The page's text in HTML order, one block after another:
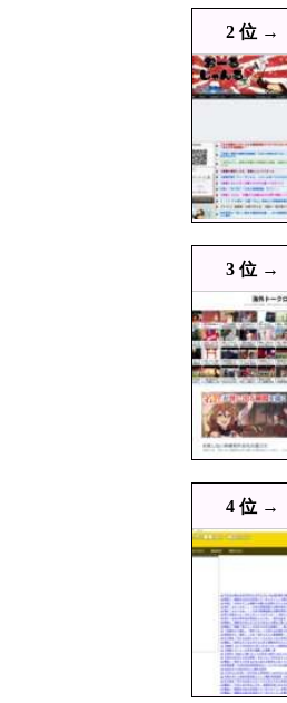
08/08 05:00
08/08 04:55
08/08 04:36
08/08 04:00
08/08 03:55
08/08 03:51
08/08 03:10
08/08 03:00
08/08 03:00
08/08 02:55
08/08 02:40
08/08 02:39
08/08 02:27
08/08 02:00
08/08 01:59
08/08 01:55
08/08 01:40
08/08 01:31
2 位 →
3 位 →
4 位 →